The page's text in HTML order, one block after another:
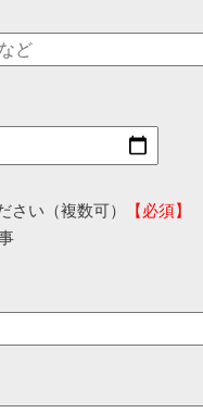
さい（複数可）
【必須】